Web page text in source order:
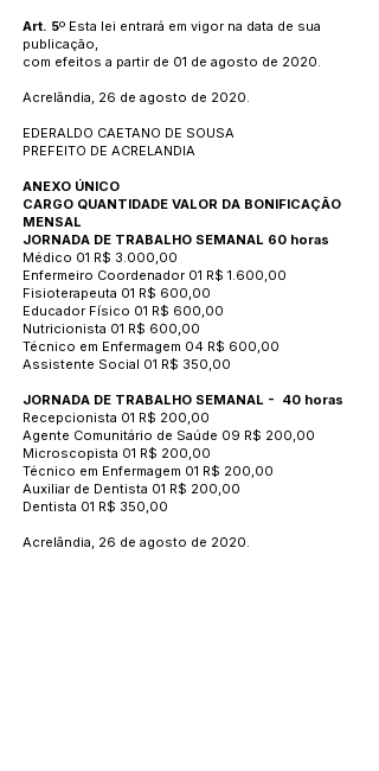
Art. 5º Esta lei entrará em vigor na data de sua
publicação,
com efeitos a partir de 01 de agosto de 2020.
Acrelândia, 26 de agosto de 2020.
EDERALDO CAETANO DE SOUSA
PREFEITO DE ACRELANDIA
ANEXO ÚNICO
CARGO QUANTIDADE VALOR DA BONIFICAÇÃO
MENSAL
JORNADA DE TRABALHO SEMANAL 60 horas
Médico 01 R$ 3.000,00
Enfermeiro Coordenador 01 R$ 1.600,00
Fisioterapeuta 01 R$ 600,00
Educador Físico 01 R$ 600,00
Nutricionista 01 R$ 600,00
Técnico em Enfermagem 04 R$ 600,00
Assistente Social 01 R$ 350,00
JORNADA DE TRABALHO SEMANAL - 40 horas
Recepcionista 01 R$ 200,00
Agente Comunitário de Saúde 09 R$ 200,00
Microscopista 01 R$ 200,00
Técnico em Enfermagem 01 R$ 200,00
Auxiliar de Dentista 01 R$ 200,00
Dentista 01 R$ 350,00
Acrelândia, 26 de agosto de 2020.